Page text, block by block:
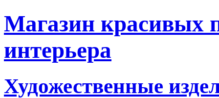
Магазин красивых
интерьера
Художественные